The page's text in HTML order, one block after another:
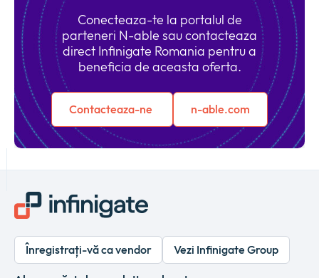
Conecteaza-te la portalul de
parteneri N-able sau contacteaza
direct Infinigate Romania pentru a
beneficia de aceasta oferta.
Contacteaza-ne n-able.com
Înregistrați-vă ca vendor Vezi Infinigate Group